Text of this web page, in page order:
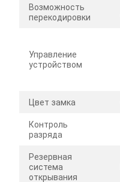
Возможность
перекодировки
Управление
устройством
Цвет замка
Контроль
разряда
Резервная
система
открывания